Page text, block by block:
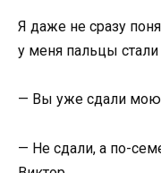
Я даже не сразу
у меня пальцы
— Вы уже сдали мою
— Не сдали, а по-